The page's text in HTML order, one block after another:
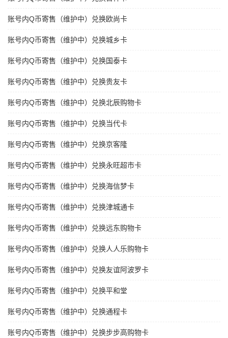
账号内Q币寄售（维护中）兑换欧尚卡
账号内Q币寄售（维护中）兑换城乡卡
账号内Q币寄售（维护中）兑换国泰卡
账号内Q币寄售（维护中）兑换贵友卡
账号内Q币寄售（维护中）兑换北辰购物卡
账号内Q币寄售（维护中）兑换当代卡
账号内Q币寄售（维护中）兑换京客隆
账号内Q币寄售（维护中）兑换永旺超市卡
账号内Q币寄售（维护中）兑换海信梦卡
账号内Q币寄售（维护中）兑换津城通卡
账号内Q币寄售（维护中）兑换远东购物卡
账号内Q币寄售（维护中）兑换人人乐购物卡
账号内Q币寄售（维护中）兑换友谊阿波罗卡
账号内Q币寄售（维护中）兑换平和堂
账号内Q币寄售（维护中）兑换通程卡
账号内Q币寄售（维护中）兑换步步高购物卡